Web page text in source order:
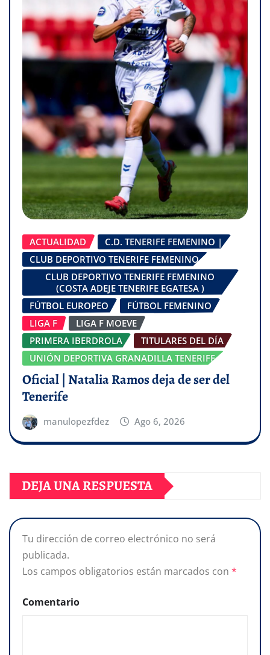
ACTUALIDAD
C.D. TENERIFE FEMENINO |
CLUB DEPORTIVO TENERIFE FEMENINO
CLUB DEPORTIVO TENERIFE FEMENINO
(COSTA ADEJE TENERIFE EGATESA )
FÚTBOL EUROPEO
FÚTBOL FEMENINO
LIGA F
LIGA F MOEVE
PRIMERA IBERDROLA
TITULARES DEL DÍA
UNIÓN DEPORTIVA GRANADILLA TENERIFE
Oficial | Natalia Ramos deja de ser del
Tenerife
manulopezfdez Ago 6, 2026
DEJA UNA RESPUESTA
Tu dirección de correo electrónico no será
publicada.
Los campos obligatorios están marcados con *
Comentario